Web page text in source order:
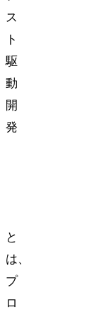
ス
ト
駆
動
開
発
と
は、
プ
ロ